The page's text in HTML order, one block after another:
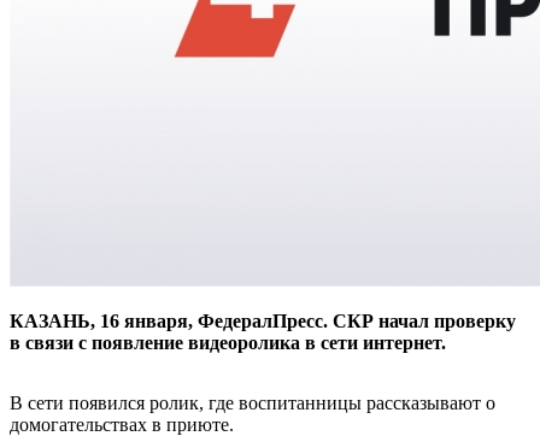
КАЗАНЬ, 16 января, ФедералПресс. СКР начал проверку
в связи с появление видеоролика в сети интернет.
В сети появился ролик, где воспитанницы рассказывают о
домогательствах в приюте.